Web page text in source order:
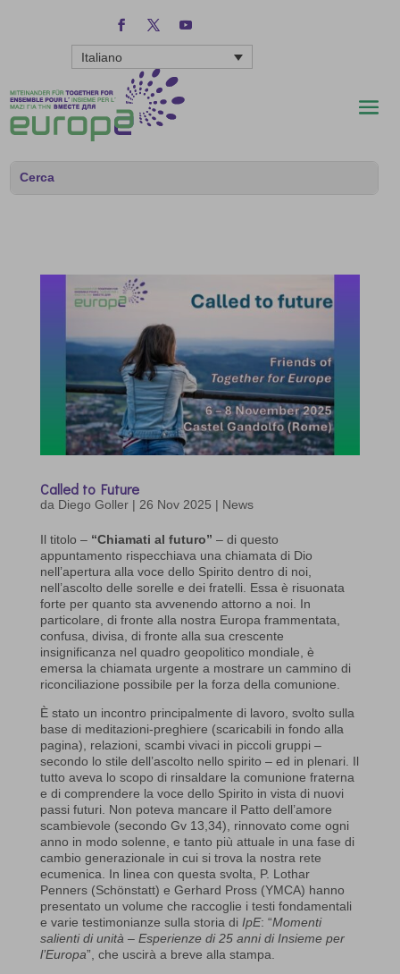
Italiano
Called to Future
da Diego Goller| 26 Nov 2025 | News
Il titolo –“Chiamati al futuro” – di questo
appuntamento rispecchiava una chiamata di Dio
nell’apertura alla voce dello Spirito dentro di noi,
nell’ascolto delle sorelle e dei fratelli. Essa è risuonata
forte per quanto sta avvenendo attorno a noi. In
particolare, di fronte alla nostra Europa frammentata,
confusa, divisa, di fronte alla sua crescente
insignificanza nel quadro geopolitico mondiale, è
emersa la chiamata urgente a mostrare un cammino di
riconciliazione possibile per la forza della comunione.
È stato un incontro principalmente di lavoro, svolto sulla
base di meditazioni-preghiere (scaricabili in fondo alla
pagina), relazioni, scambi vivaci in piccoli gruppi –
secondo lo stile dell’ascolto nello spirito – ed in plenari. Il
tutto aveva lo scopo di rinsaldare la comunione fraterna
e di comprendere la voce dello Spirito in vista di nuovi
passi futuri. Non poteva mancare il Patto dell’amore
scambievole (secondo Gv 13,34), rinnovato come ogni
anno in modo solenne, e tanto più attuale in una fase di
cambio generazionale in cui si trova la nostra rete
ecumenica. In linea con questa svolta, P. Lothar
Penners (Schönstatt) e Gerhard Pross (YMCA) hanno
presentato un volume che raccoglie i testi fondamentali
e varie testimonianze sulla storia di IpE: “Momenti
salienti di unità – Esperienze di 25 anni di Insieme per
l’Europa”, che uscirà a breve alla stampa.